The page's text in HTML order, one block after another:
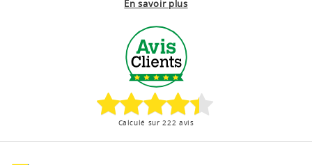
En savoir plus
Calculé sur 222 avis